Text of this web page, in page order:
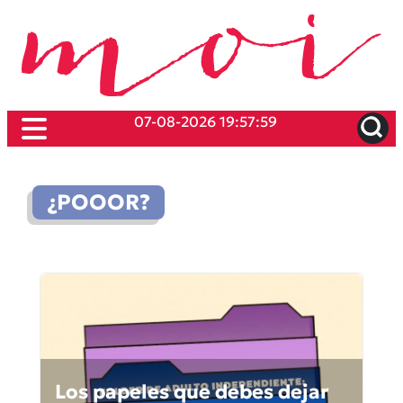
07-08-2026 19:57:59
¿POOOR?
Los papeles que debes dejar